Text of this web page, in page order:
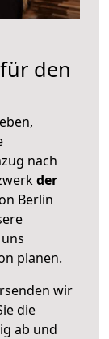
den
nach
der
Berlin
planen.
wir
die
ab und